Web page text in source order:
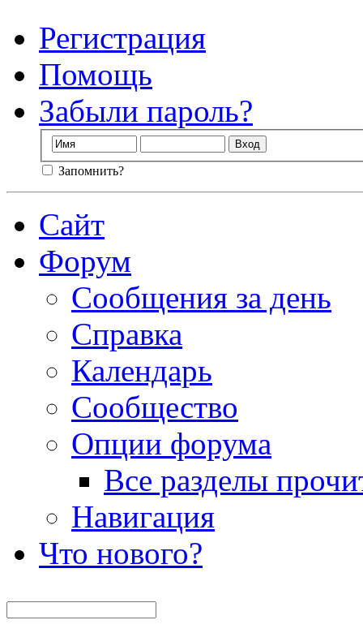
Регистрация
Помощь
Забыли пароль?
Запомнить?
Сайт
Форум
Сообщения за день
Справка
Календарь
Сообщество
Опции форума
Все разделы
Навигация
Что нового?